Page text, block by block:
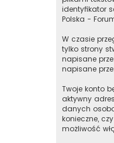
identyfikator
Polska -
W czasie
tylko strony
napisane
napisane
Twoje konto
aktywny
danych
konieczne,
możliwość